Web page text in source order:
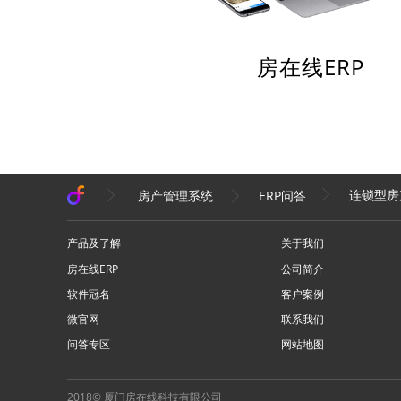
房在线ERP
房产管理系统 ERP问答 连锁型房产
产品及了解
房在线ERP
软件冠名
微官网
问答专区
关于我们
公司简介
客户案例
联系我们
网站地图
2018© 厦门房在线科技有限公司